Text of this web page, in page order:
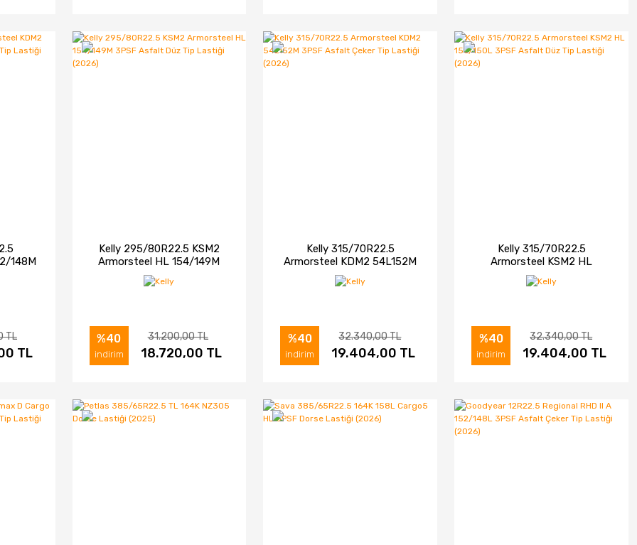
148M
Tip
TL
TL
AL
Kelly 295/80R22.5 KSM2
Armorsteel HL 154/149M
3PSF Asfalt Düz Tip Lastiği
(2026)
%40
indirim
31.200,00 TL
18.720,00 TL
İNCELE SATIN AL
Kelly 315/70R22.5
Armorsteel KDM2 54L152M
3PSF Asfalt Çeker Tip
Lastiği (2026)
%40
indirim
32.340,00 TL
19.404,00 TL
İNCELE SATIN AL
Kelly 315/70R22.5
Armorsteel KSM2 HL
156/150L 3PSF Asfalt Düz
Tip Lastiği (2026)
%40
indirim
32.340,00 TL
19.404,00 TL
İNCELE SATIN AL